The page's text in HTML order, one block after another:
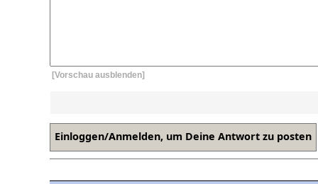
[Vorschau ausblenden]